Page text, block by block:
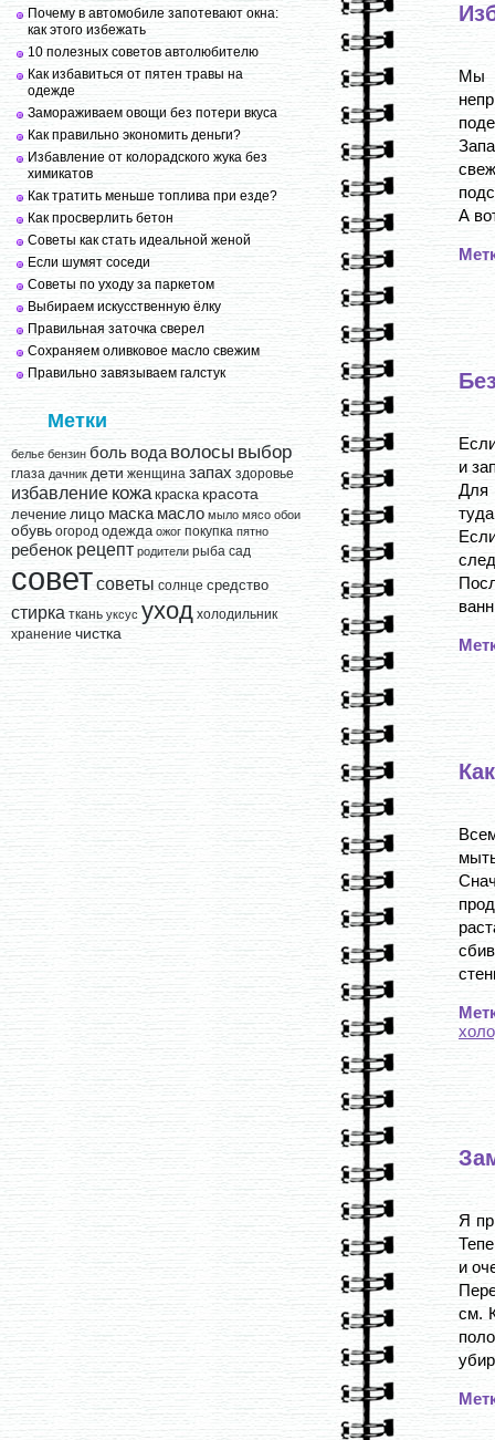
Почему в автомобиле запотевают окна:
как этого избежать
10 полезных советов автолюбителю
Как избавиться от пятен травы на
одежде
Замораживаем овощи без потери вкуса
Как правильно экономить деньги?
Избавление от колорадского жука без
химикатов
Как тратить меньше топлива при езде?
Как просверлить бетон
Советы как стать идеальной женой
Если шумят соседи
Советы по уходу за паркетом
Выбираем искусственную ёлку
Правильная заточка сверел
Сохраняем оливковое масло свежим
Правильно завязываем галстук
Метки
белье бензин боль вода волосы выбор
глаза дачник дети женщина запах здоровье
избавление кожа краска красота
лечение лицо маска масло мыло мясо обои
обувь огород одежда ожог покупка пятно
ребенок рецепт родители рыба сад
советсоветы солнце средство
стирка ткань уксус уход холодильник
хранение чистка
Мы
А
и
Для
Я
и
см.